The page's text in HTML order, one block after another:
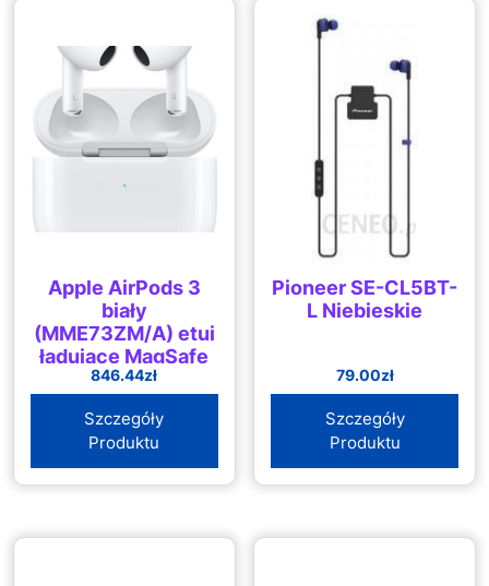
Apple AirPods 3
biały
(MME73ZM/A) etui
ładujące MagSafe
846.44zł
Szczegóły
Produktu
Pioneer SE-CL5BT-
L Niebieskie
79.00zł
Szczegóły
Produktu